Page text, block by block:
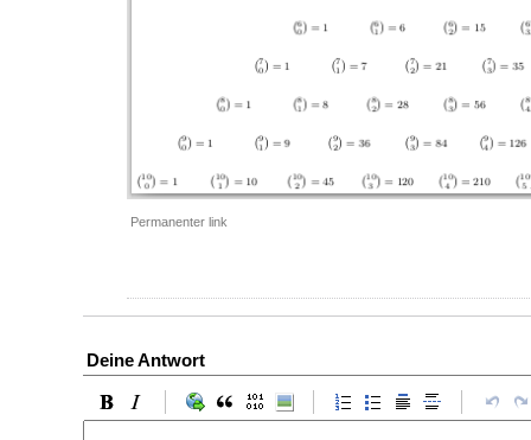
Permanenter link
Deine Antwort